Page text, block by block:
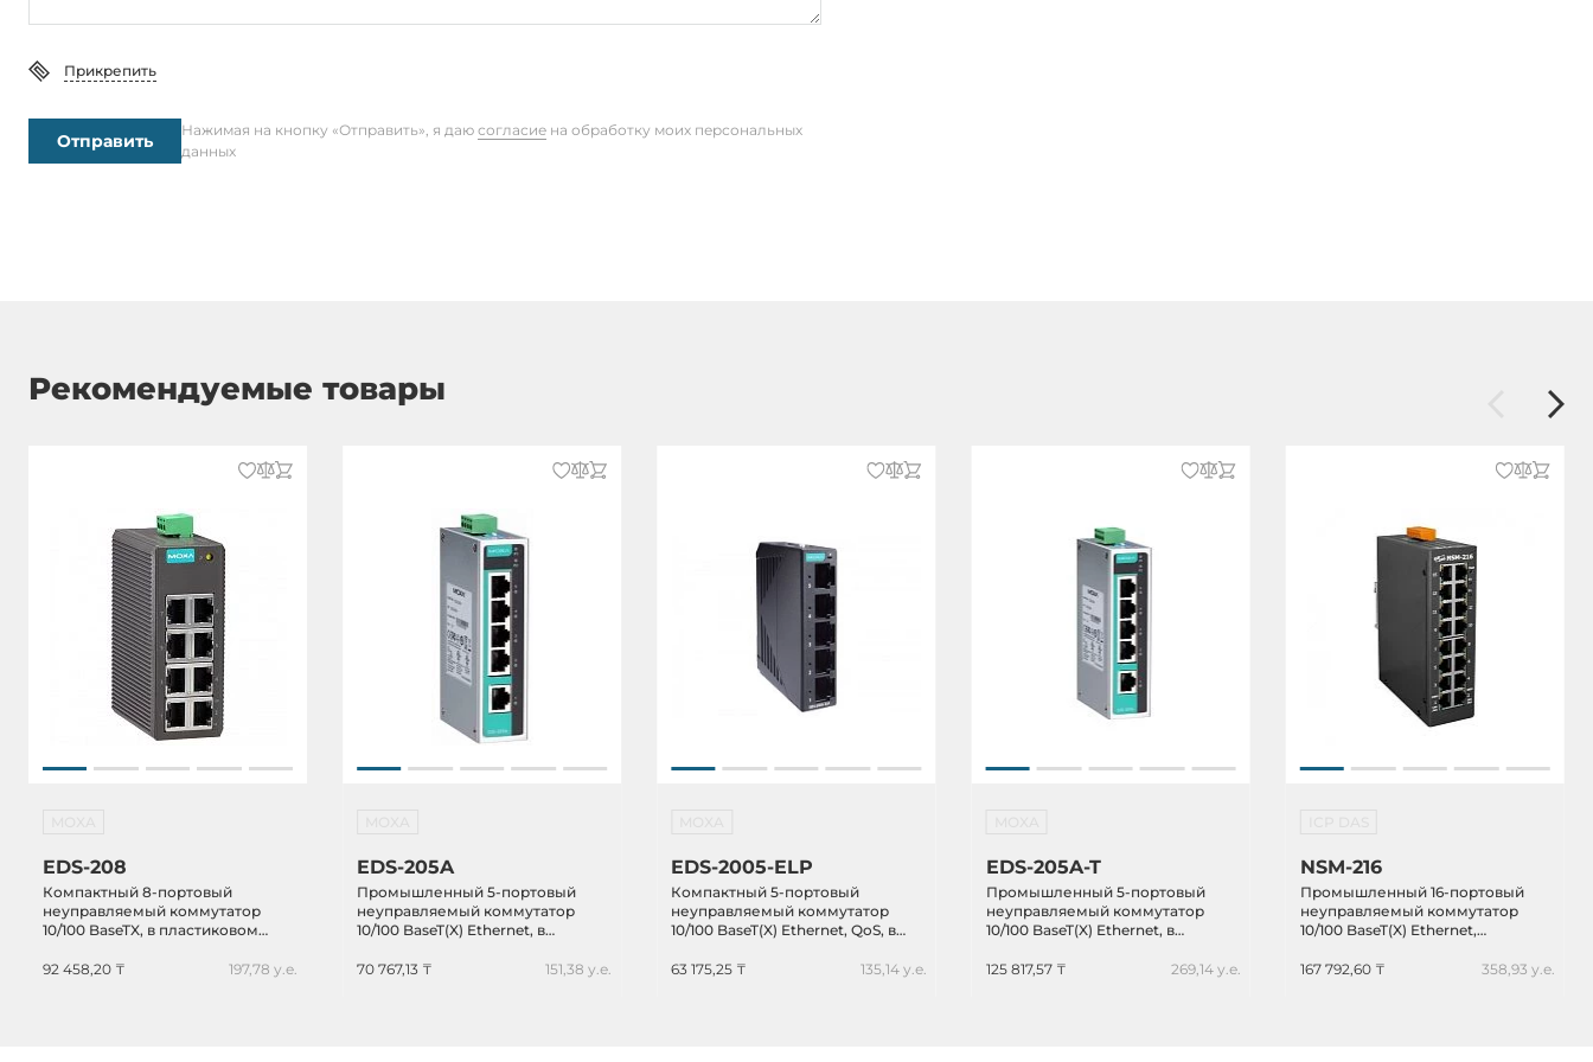
Габариты упаковки
Вес в упаковке
Прикрепить
Отправить Нажимая на кнопку «Отправить», я даю согласие на обработку моих персональных
данных
Рекомендуемые товары
EDS-208
Компактный 8-портовый
неуправляемый коммутатор
10/100 BaseTX, в пластиковом
92 458,20 ₸
197,78 у.е.
EDS-205A
Промышленный 5-портовый
неуправляемый коммутатор
10/100 BaseT(X) Ethernet, в
резервируемое питание,
70 767,13 ₸ 151,38 у.е.
EDS-2005-ELP
Компактный 5-портовый
неуправляемый коммутатор
10/100 BaseT(X) Ethernet, QoS, в
63 175,25 ₸
135,14 у.е.
EDS-205A-T
Промышленный 5-портовый
неуправляемый коммутатор
10/100 BaseT(X) Ethernet, в
резервируемое питание,
125 817,57 ₸ 269,14 у.е.
NSM-216
Промышленный 16-портовый
неуправляемый коммутатор
10/100 BaseT(X) Ethernet,
релейный выход, -40...+75С
167 792,60 ₸ 358,93 у.е.